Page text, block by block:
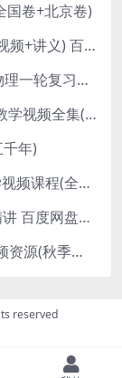
国卷+北京卷)
杨萌物理2023初三物理上秋季A+班(视频+讲义) 百度网盘分享
2024赵玉峰高三物理课程24年高考物理一轮复习网课教程
沪科版(初三)九年级物理全一册网课教学视频全集(录播版 杜春雨 66讲)
年)
[胡金铭 Diana]新概念英语第1册教学视频课程(全集 百度网盘下载)
胡源2024届高考数学二轮寒假春季精讲 百度网盘分享
2022赵礼显高一数学必修一课程视频资源(秋季班 含讲义)百度网盘云
reserved